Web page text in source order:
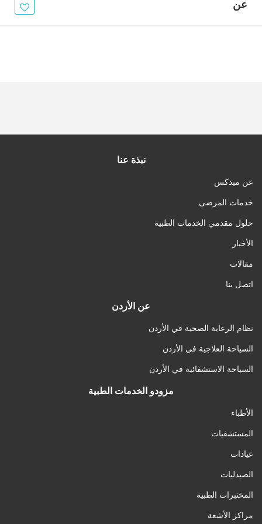
عن
نبذة عنا
عن ميدكس
خدمات المرضى
حلول مقدمي الخدمات الطبية
الأخبار
مقالات
اتصل بنا
عن الأردن
نظام الرعاية الصحية في الأردن
السياحة العلاجية في الأردن
السياحة الاستشفائية في الأردن
مزودو الخدمات الطبية
الأطباء
المستشفيات
عيادات
الصيدليات
المختبرات الطبية
مراكز الأشعة